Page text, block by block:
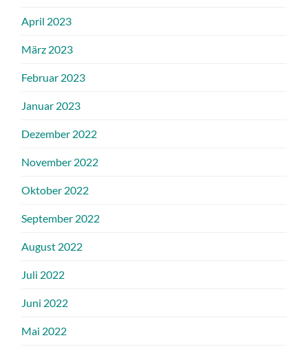
April 2023
März 2023
Februar 2023
Januar 2023
Dezember 2022
November 2022
Oktober 2022
September 2022
August 2022
Juli 2022
Juni 2022
Mai 2022